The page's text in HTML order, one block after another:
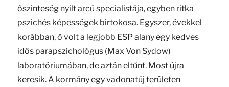
őszinteség nyílt arcú specialistája, egyben ritka
pszichés képességek birtokosa. Egyszer, évekkel
korábban, ő volt a legjobb ESP alany egy kedves
idős parapszichológus (Max Von Sydow)
laboratóriumában, de aztán eltűnt. Most újra
keresik. A kormány egy vadonatúj területen